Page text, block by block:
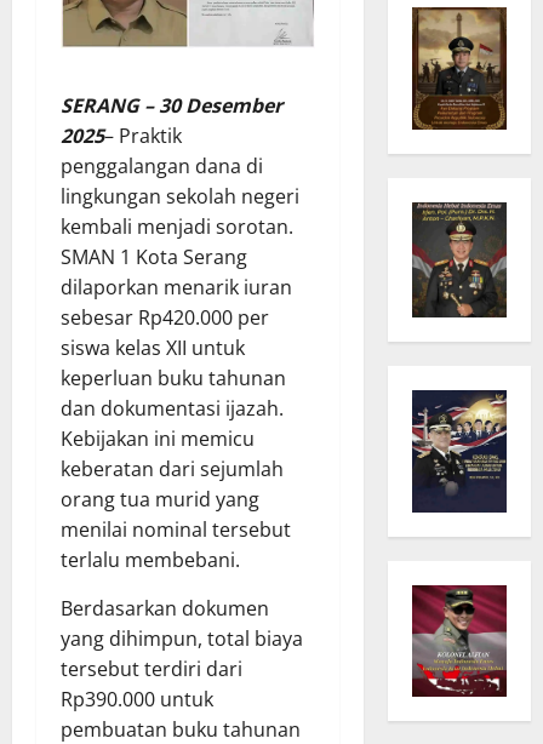
SERANG – 30 Desember
2025– Praktik
penggalangan dana di
lingkungan sekolah negeri
kembali menjadi sorotan.
SMAN 1 Kota Serang
dilaporkan menarik iuran
sebesar Rp420.000 per
siswa kelas XII untuk
keperluan buku tahunan
dan dokumentasi ijazah.
Kebijakan ini memicu
keberatan dari sejumlah
orang tua murid yang
menilai nominal tersebut
terlalu membebani.
Berdasarkan dokumen
yang dihimpun, total biaya
tersebut terdiri dari
Rp390.000 untuk
pembuatan buku tahunan